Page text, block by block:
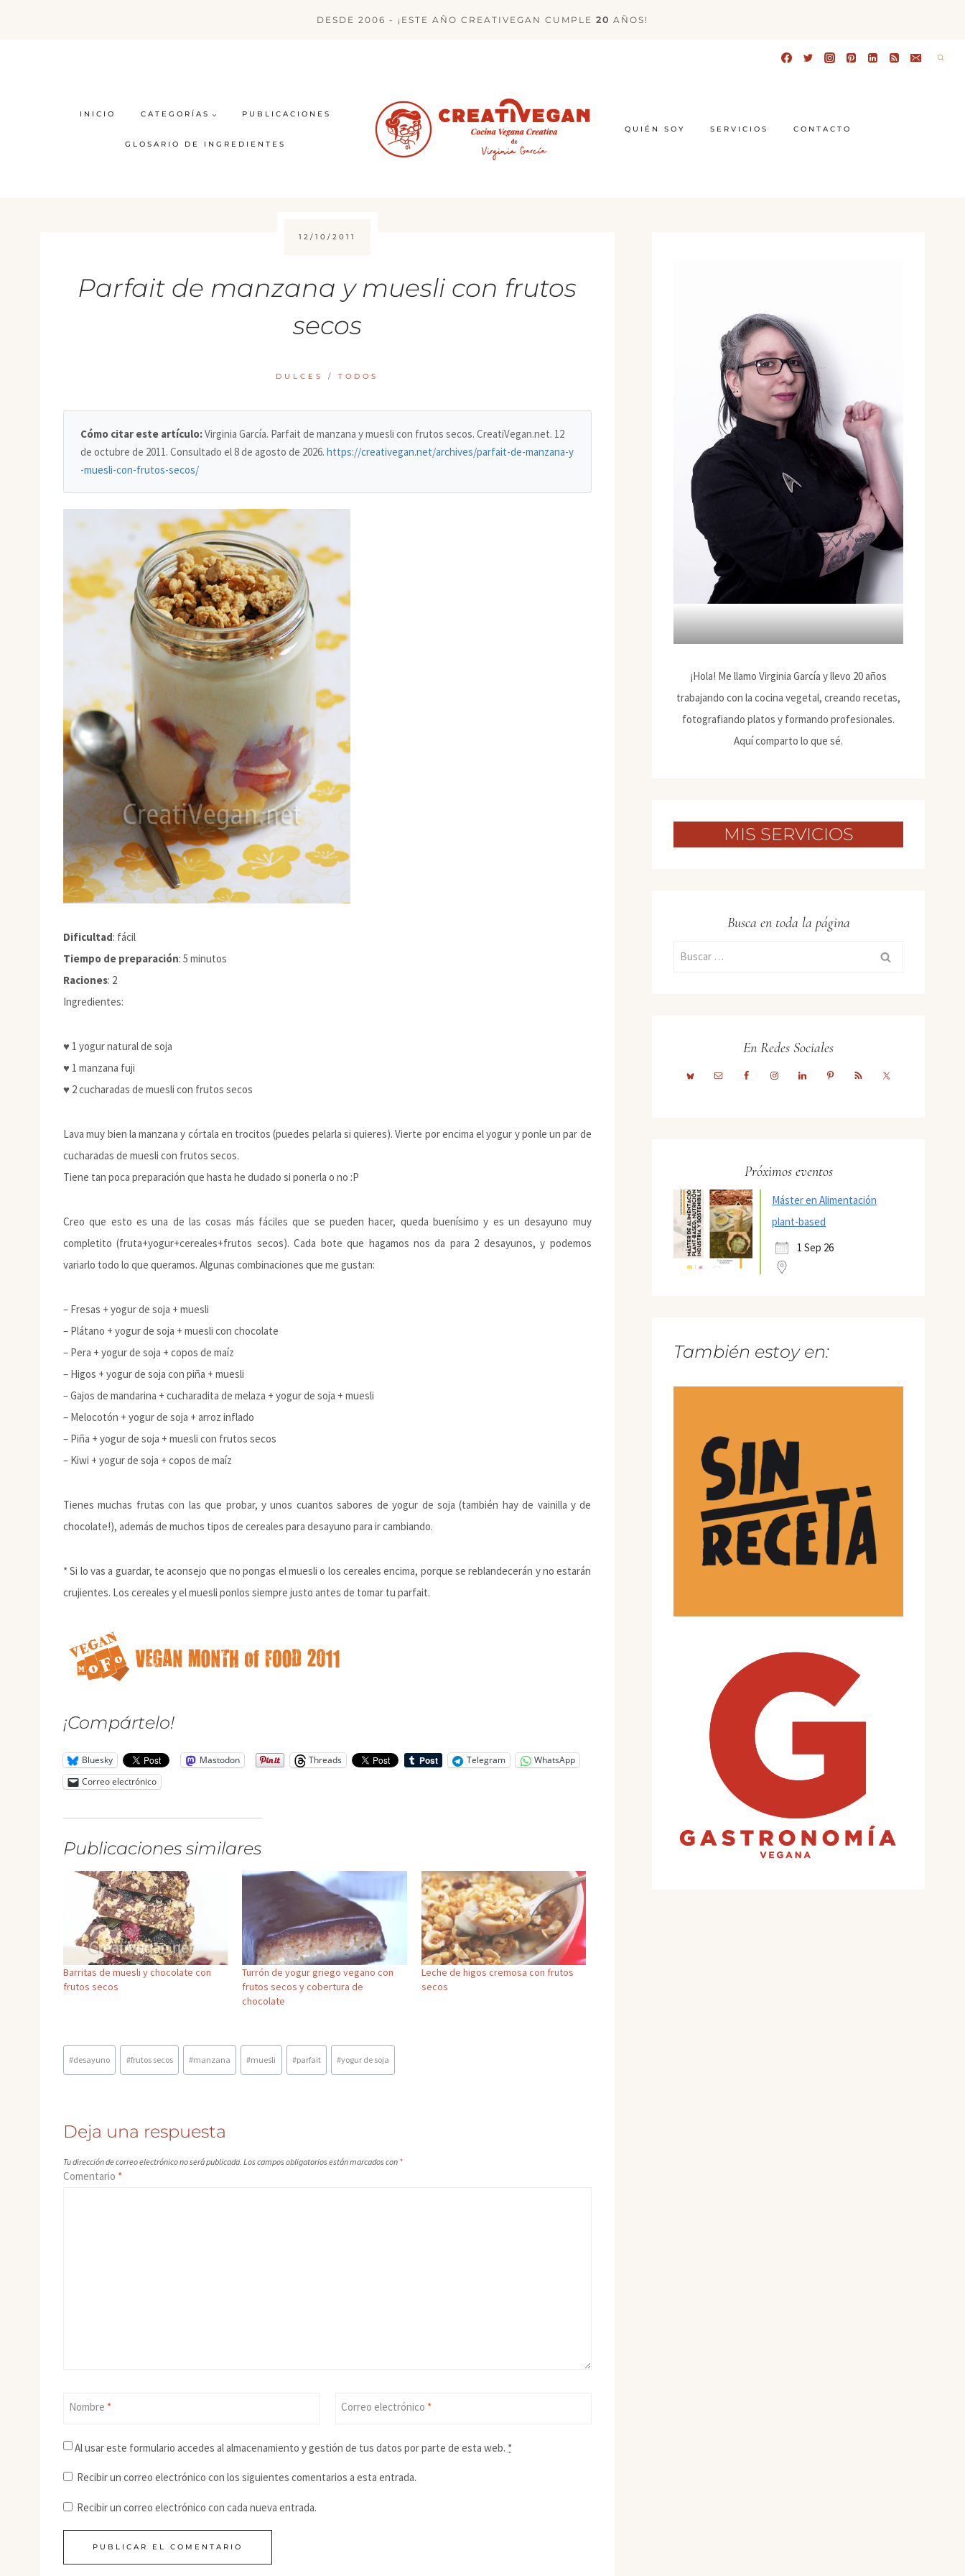
DESDE 2006 - ¡ESTE AÑO CREATIVEGAN CUMPLE 20 AÑOS!
INICIO CATEGORÍAS PUBLICACIONES
GLOSARIO DE INGREDIENTES
QUIÉN SOY SERVICIOS CONTACTO
12/10/2011
Parfait de manzana y muesli con frutos
secos
DULCES /TODOS
Cómo citar este artículo:Virginia García. Parfait de manzana y muesli con frutos secos. CreatiVegan.net. 12
de octubre de 2011. Consultado el8 de agosto de 2026. https://creativegan.net/archives/parfait-de-manzana-y
-muesli-con-frutos-secos/
Dificultad: fácil
Tiempo de preparación: 5 minutos
Raciones: 2
Ingredientes:
♥ 1 yogur natural de soja
♥ 1 manzana fuji
♥ 2 cucharadas de muesli con frutos secos
Lava muy bien la manzana y córtala en trocitos (puedes pelarla si quieres). Vierte por encima el yogur y ponle un par de
cucharadas de muesli con frutos secos.
Tiene tan poca preparación que hasta he dudado si ponerla o no :P
Creo que esto es una de las cosas más fáciles que se pueden hacer, queda buenísimo y es un desayuno muy
completito (fruta+yogur+cereales+frutos secos). Cada bote que hagamos nos da para 2 desayunos, y podemos
variarlo todo lo que queramos. Algunas combinaciones que me gustan:
– Fresas + yogur de soja + muesli
– Plátano + yogur de soja + muesli con chocolate
– Pera + yogur de soja + copos de maíz
– Higos + yogur de soja con piña + muesli
– Gajos de mandarina + cucharadita de melaza + yogur de soja + muesli
– Melocotón + yogur de soja + arroz inflado
– Piña + yogur de soja + muesli con frutos secos
– Kiwi + yogur de soja + copos de maíz
Tienes muchas frutas con las que probar, y unos cuantos sabores de yogur de soja (también hay de vainilla y de
chocolate!), además de muchos tipos de cereales para desayuno para ir cambiando.
* Si lo vas a guardar, te aconsejo que no pongas el muesli o los cereales encima, porque se reblandecerán y no estarán
crujientes. Los cereales y el muesli ponlos siempre justo antes de tomar tu parfait.
¡Compártelo!
Bluesky Mastodon Threads Telegram
WhatsApp
Correo electrónico
Publicaciones similares
Barritas de muesli y chocolate con
frutos secos
Turrón de yogur griego vegano con
frutos secos y cobertura de
chocolate
Leche de higos cremosa con frutos
secos
Etiquetas
de
#desayuno #frutos secos #manzana #muesli #parfait #yogur de soja
Deja una respuesta
Tu dirección de correo electrónico no será publicada. Los campos obligatorios están marcados con *
Comentario *
Nombre * Correo electrónico *
Al usar este formulario accedes al almacenamiento y gestión de tus datos por parte de esta web. *
Recibir un correo electrónico con los siguientes comentarios a esta entrada.
Recibir un correo electrónico con cada nueva entrada.
¡Hola! Me llamo Virginia García y llevo 20 años
trabajando con la cocina vegetal, creando recetas,
fotografiando platos y formando profesionales.
Aquí comparto lo que sé.
MIS SERVICIOS
Busca en toda la página
Buscar:
En Redes Sociales
Próximos eventos
Máster en Alimentación
plant-based
1 Sep 26
También estoy en: